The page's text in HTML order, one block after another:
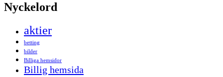
Nyckelord
aktier
betting
bilder
Billiga hemsidor
Billig hemsida